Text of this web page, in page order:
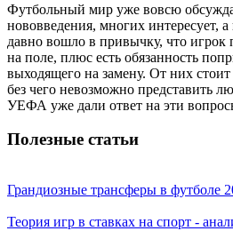
Футбольный мир уже вовсю
нововведения, многих интересует,
давно вошло в привычку, что игрок
на поле, плюс есть обязанность
выходящего на замену. От них стоит
без чего невозможно представить
УЕФА уже дали ответ на эти
Полезные статьи
Грандиозные трансферы в футболе
Теория игр в ставках на спорт -